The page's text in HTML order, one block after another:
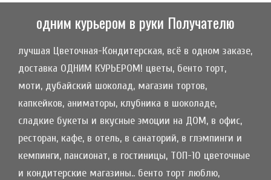
одним курьером в руки Получателю
лучшая Цветочная-Кондитерская, всё в одном заказе,
доставка ОДНИМ КУРЬЕРОМ! цветы, бенто торт,
моти, дубайский шоколад, магазин тортов,
капкейков, аниматоры, клубника в шоколаде,
сладкие букеты и вкусные эмоции на ДОМ, в офис,
ресторан, кафе, в отель, в санаторий, в глэмпинги и
кемпинги, пансионат, в гостиницы, ТОП-10 цветочные
и кондитерские магазины.. бенто торт люблю,